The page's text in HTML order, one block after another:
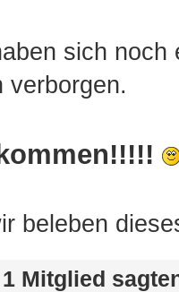
sich
verborgen.
beleben
Mitglied